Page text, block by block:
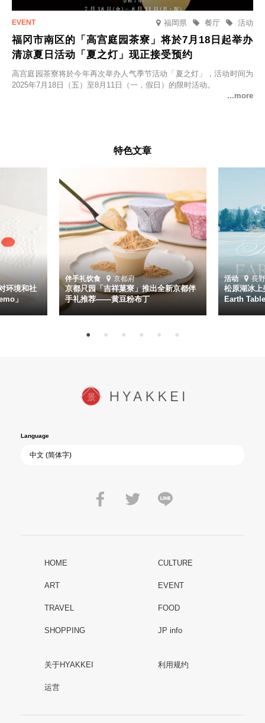
福岡県 活动
餐厅
福冈市南区的「高宫庭园茶寮」将於7月18日起举办
清凉夏日活动「夏之灯」现正接受预约
高宫庭园茶寮将於今年再次举办人气季节活动「夏之灯」，活动时间为
2025年7月18日（五）至8月11日（一，假日）的限时活动。
特色文章
环境和社
」
伴手礼饮食 京都府
京都只园「吉祥菓寮」推出全新京都伴
手礼推荐——黄豆粉布丁
活动 長
松原湖冰
Earth
Language
HOME CULTURE
ART EVENT
TRAVEL FOOD
SHOPPING JP info
关于HYAKKEI 利用规约
运営